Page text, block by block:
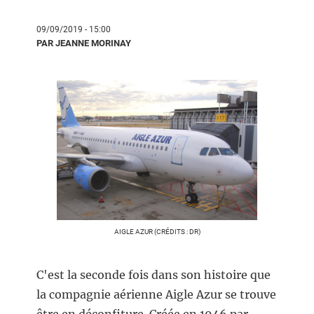
09/09/2019 - 15:00
PAR JEANNE MORINAY
AIGLE AZUR (CRÉDITS : DR)
C'est la seconde fois dans son histoire que
la compagnie aérienne Aigle Azur se trouve